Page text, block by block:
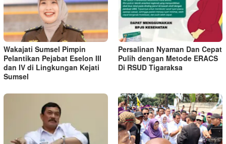
Wakajati Sumsel Pimpin
Pelantikan Pejabat Eselon III
dan IV di Lingkungan Kejati
Sumsel
Persalinan Nyaman Dan Cepat
Pulih dengan Metode ERACS
Di RSUD Tigaraksa